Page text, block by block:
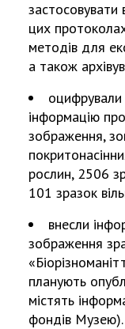
застосовувати
цих
методів для
а також
оцифрували
інформацію
зображення,
рослин, 2506
101 зразок
внесли
зображення
планують
містять
фондів Музею).